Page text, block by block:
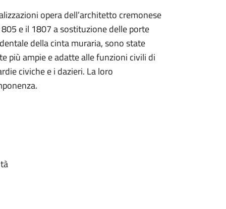
opera dell’architetto cremonese
e il 1807 a sostituzione delle porte
della cinta muraria, sono state
più ampie e adatte alle funzioni civili di
civiche e i dazieri. La loro